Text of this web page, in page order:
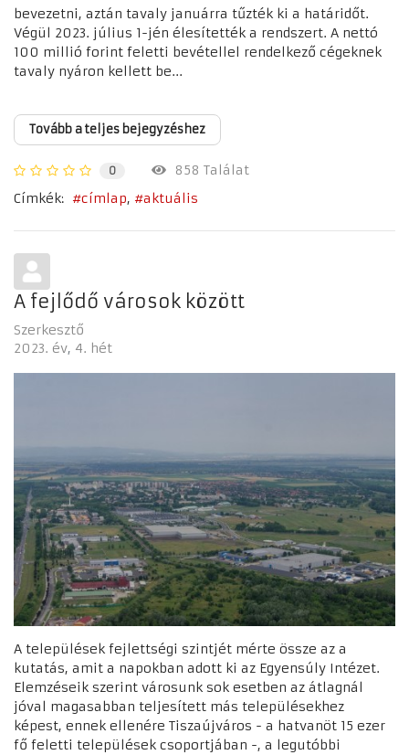
bevezetni, aztán tavaly januárra tűzték ki a határidőt.
Végül 2023. július 1-jén élesítették a rendszert. A nettó
100 millió forint feletti bevétellel rendelkező cégeknek
tavaly nyáron kellett be...
Tovább a teljes bejegyzéshez
0
858 Találat
Címkék:
címlap aktuális
A fejlődő városok között
Szerkesztő
2023. év 4. hét
A települések fejlettségi szintjét mérte össze az a
kutatás, amit a napokban adott ki az Egyensúly Intézet.
Elemzéseik szerint városunk sok esetben az átlagnál
jóval magasabban teljesített más településekhez
képest, ennek ellenére Tiszaújváros - a hatvanöt 15 ezer
fő feletti települések csoportjában -, a legutóbbi